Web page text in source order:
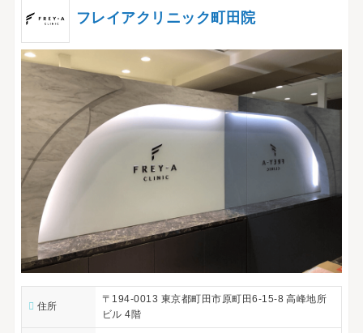
フレイアクリニック町田院
住所
〒194-0013 東京都町田市原町田6-15-8 高峰地所
ビル 4階